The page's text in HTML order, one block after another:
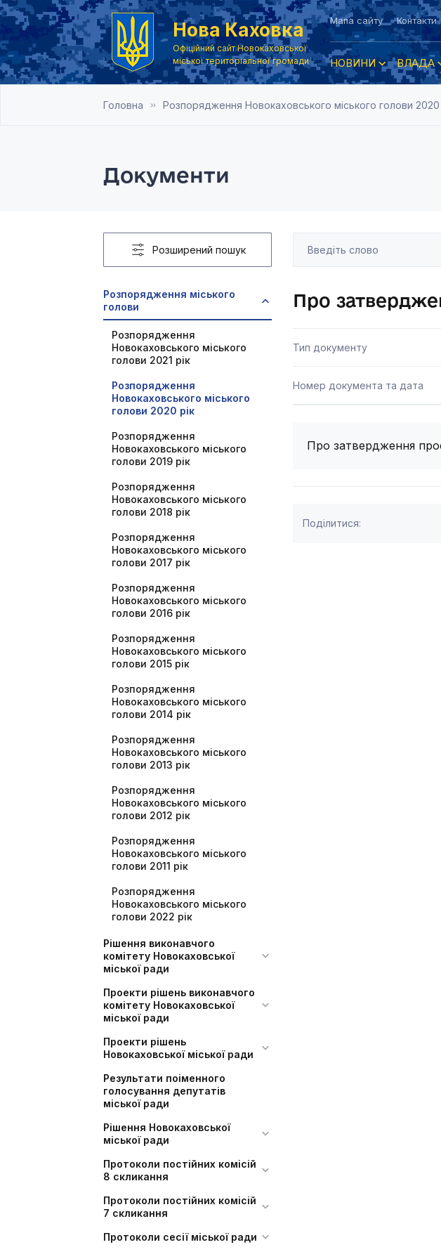
Нова Каховка
Офіційний сайт Новокаховської
міської територіальної громади
Мапа сайту Контакти
НОВИНИ ВЛАДА
Головна Розпорядження Новокаховського міського голови 2020
Документи
Розширений пошук
Розпорядження міського
голови
Розпорядження
Новокаховського міського
голови 2021 рік
Розпорядження
Новокаховського міського
голови 2020 рік
Розпорядження
Новокаховського міського
голови 2019 рік
Розпорядження
Новокаховського міського
голови 2018 рік
Розпорядження
Новокаховського міського
голови 2017 рік
Розпорядження
Новокаховського міського
голови 2016 рік
Розпорядження
Новокаховського міського
голови 2015 рік
Розпорядження
Новокаховського міського
голови 2014 рік
Розпорядження
Новокаховського міського
голови 2013 рік
Розпорядження
Новокаховського міського
голови 2012 рік
Розпорядження
Новокаховського міського
голови 2011 рік
Розпорядження
Новокаховського міського
голови 2022 рік
Рішення виконавчого
комітету Новокаховської
міської ради
Проекти рішень виконавчого
комітету Новокаховської
міської ради
Проекти рішень
Новокаховської міської ради
Результати поіменного
голосування депутатів
міської ради
Рішення Новокаховської
міської ради
Протоколи постійних комісій
8 скликання
Протоколи постійних комісій
7 скликання
Протоколи сесії міської ради
Про
Тип документу
Номер документа та дата
Про затвердження
Поділитися: